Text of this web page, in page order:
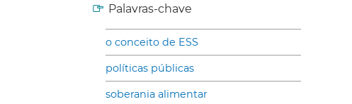
Palavras-chave
o conceito de ESS
políticas públicas
soberania alimentar